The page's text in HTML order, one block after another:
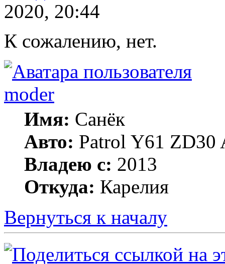
2020, 20:44
К сожалению, нет.
moder
Имя: Санёк
Авто: Patrol Y61 ZD30
Владею с: 2013
Откуда: Карелия
Вернуться к началу